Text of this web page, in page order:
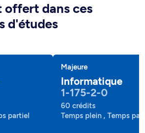
offert dans ces
d'études
partiel
Majeure
Informatique
1-175-2-0
60 crédits
Temps plein , Temps